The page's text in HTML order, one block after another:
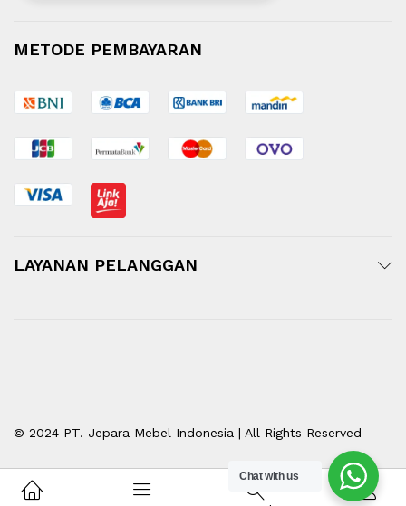
METODE PEMBAYARAN
LAYANAN PELANGGAN
© 2024 PT. Jepara Mebel Indonesia | All Rights Reserved
Chat with us